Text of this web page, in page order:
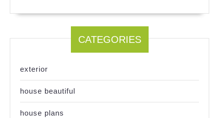
CATEGORIES
exterior
house beautiful
house plans